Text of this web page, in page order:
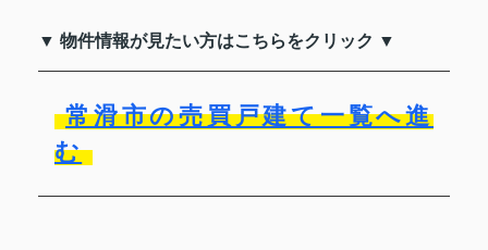
▼ 物件情報が見たい方はこちらをクリック ▼
常滑市の売買戸建て一覧へ進
む